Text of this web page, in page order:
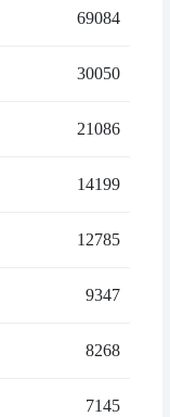
69084
30050
21086
14199
12785
9347
8268
7145